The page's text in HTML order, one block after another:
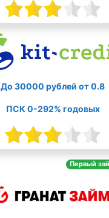
До 30000 рублей от 0.8
ПСК 0-292% годовых
Первый